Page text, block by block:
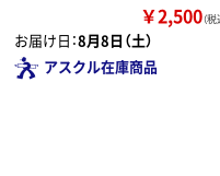
￥2,500（税
お届け日：8月8日（土）
アスクル在庫商品